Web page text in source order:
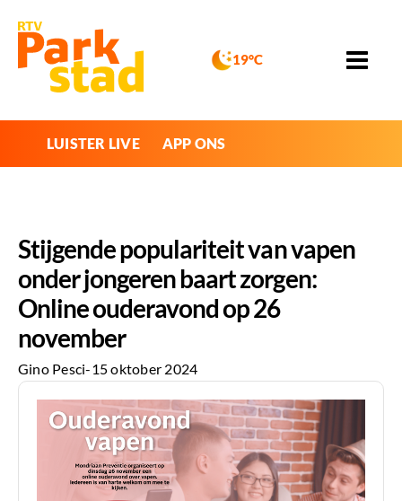
19°C
LUISTER LIVE APP ONS
Stijgende populariteit van vapen
onder jongeren baart zorgen:
Online ouderavond op 26
november
Gino Pesci-15 oktober 2024